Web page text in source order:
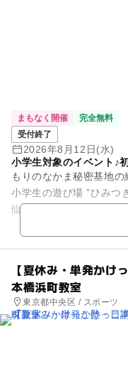
まもなく開催
完全無料
受付終了
2026年8月12日(水)
小学生対象のイベント♪
もりのなかま秘密基地
小学生の遊び場 ”ひみつき
仙台市にある もりの
【夏休み・単発かけ
本橋浜町教室
東京都中央区 / スポーツ